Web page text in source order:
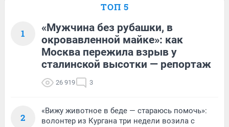
ТОП 5
1
«Мужчина без рубашки, в
окровавленной майке»: как
Москва пережила взрыв у
сталинской высотки — репортаж
26 919 3
2
«Вижу животное в беде — стараюсь помочь»:
волонтер из Кургана три недели возила с